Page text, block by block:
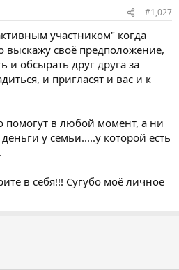
#1,027
участником" когда
выскажу своё предположение,
и обсырать друг друга за
и пригласят и вас и к
помогут в любой момент, а ни
у семьи.....у которой есть
в себя!!! Сугубо моё личное